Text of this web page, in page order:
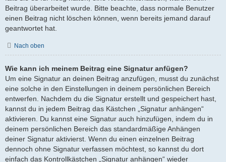
Beitrag überarbeitet wurde. Bitte beachte, dass normale Benutzer
einen Beitrag nicht löschen können, wenn bereits jemand darauf
geantwortet hat.
Nach oben
Wie kann ich meinem Beitrag eine Signatur anfügen?
Um eine Signatur an deinen Beitrag anzufügen, musst du zunächst
eine solche in den Einstellungen in deinem persönlichen Bereich
entwerfen. Nachdem du die Signatur erstellt und gespeichert hast,
kannst du in jedem Beitrag das Kästchen „Signatur anhängen“
aktivieren. Du kannst eine Signatur auch hinzufügen, indem du in
deinem persönlichen Bereich das standardmäßige Anhängen
deiner Signatur aktivierst. Wenn du einen einzelnen Beitrag
dennoch ohne Signatur verfassen möchtest, so kannst du dort
einfach das Kontrollkästchen „Signatur anhängen“ wieder